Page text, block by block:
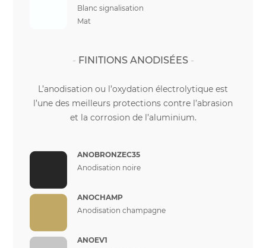
Blanc signalisation
Mat
FINITIONS ANODISÉES
L’anodisation ou l’oxydation électrolytique est
l’une des meilleurs protections contre l’abrasion
et la corrosion de l’aluminium.
ANOBRONZEC35
Anodisation noire
ANOCHAMP
Anodisation champagne
ANOEV1